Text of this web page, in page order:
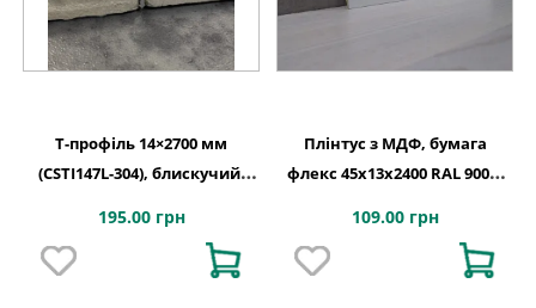
T-профіль 14×2700 мм
(CSTI147L-304), блискучий,
195.00 грн
Плінтус з МДФ, бумага
флекс 45x13x2400 RAL 9003,
109.00 грн